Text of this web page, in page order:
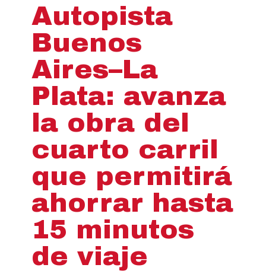
Autopista
Buenos
Aires–La
Plata: avanza
la obra del
cuarto carril
que permitirá
ahorrar hasta
15 minutos
de viaje